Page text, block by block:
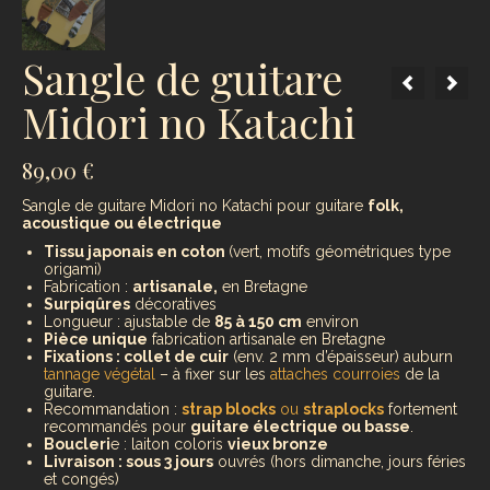
Sangle de guitare
Midori no Katachi
89,00 €
Sangle de guitare Midori no Katachi pour guitare folk,
acoustique ou électrique
Tissu japonais en coton (vert, motifs géométriques type
origami)
Fabrication : artisanale, en Bretagne
Surpiqûres décoratives
Longueur : ajustable de 85 à 150 cm environ
Pièce unique fabrication artisanale en Bretagne
Fixations : collet de cuir (env. 2 mm d’épaisseur) auburn
tannage végétal
– à fixer sur les attaches courroies de la
guitare.
Recommandation : strap blocks ou straplocks fortement
recommandés pour guitare électrique ou basse
Bouclerie : laiton coloris vieux bronze
Livraison : sous 3 jours ouvrés (hors dimanche, jours féries
et congés)